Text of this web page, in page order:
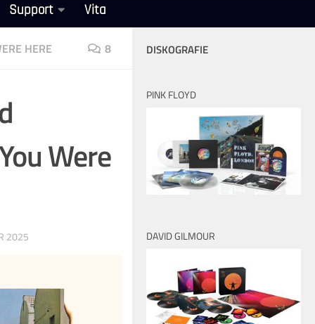
Support Vita
HERE 8
Were
2025
DISKOGRAFIE
PINK FLOYD
DAVID GILMOUR